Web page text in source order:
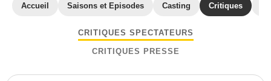
Accueil Saisons et Episodes Casting Critiques
CRITIQUES SPECTATEURS
CRITIQUES PRESSE